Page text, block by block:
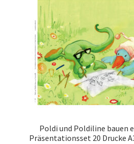
Poldi und Poldiline bauen
Präsentationsset 20 Drucke